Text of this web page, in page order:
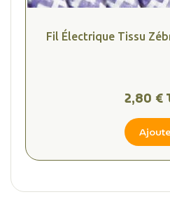
Fil Électrique Tissu
2,80 €